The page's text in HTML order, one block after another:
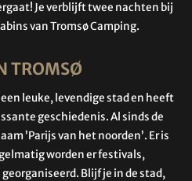
Je verblijft twee nachten bij
van Tromsø Camping.
TROMSØ
leuke, levendige stad en heeft
geschiedenis. Al sinds de
’Parijs van het noorden’. Er is
worden er festivals,
Blijf je in de stad,